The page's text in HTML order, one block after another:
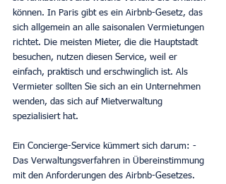
können. In Paris gibt es ein Airbnb-Gesetz, das
sich allgemein an alle saisonalen Vermietungen
richtet. Die meisten Mieter, die die Hauptstadt
besuchen, nutzen diesen Service, weil er
einfach, praktisch und erschwinglich ist. Als
Vermieter sollten Sie sich an ein Unternehmen
wenden, das sich auf Mietverwaltung
spezialisiert hat.
Ein Concierge-Service kümmert sich darum: -
Das Verwaltungsverfahren in Übereinstimmung
mit den Anforderungen des Airbnb-Gesetzes.